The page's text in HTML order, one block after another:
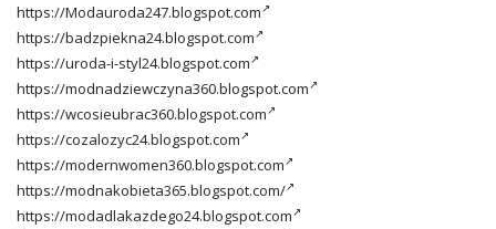
https://Modauroda247.blogspot.com
https://badzpiekna24.blogspot.com
https://uroda-i-styl24.blogspot.com
https://modnadziewczyna360.blogspot.com
https://wcosieubrac360.blogspot.com
https://cozalozyc24.blogspot.com
https://modernwomen360.blogspot.com
https://modnakobieta365.blogspot.com/
https://modadlakazdego24.blogspot.com